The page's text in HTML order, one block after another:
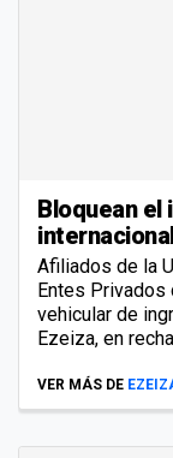
Bloquean el
Afiliados de la
Entes Privados
vehicular de
Ezeiza, en
VER MÁS DE